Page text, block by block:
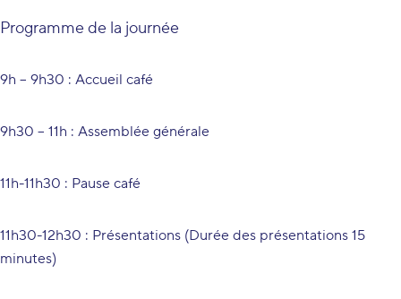
Programme de la journée
9h – 9h30 : Accueil café
9h30 – 11h : Assemblée générale
11h-11h30 : Pause café
11h30-12h30 : Présentations (Durée des présentations 15
minutes)